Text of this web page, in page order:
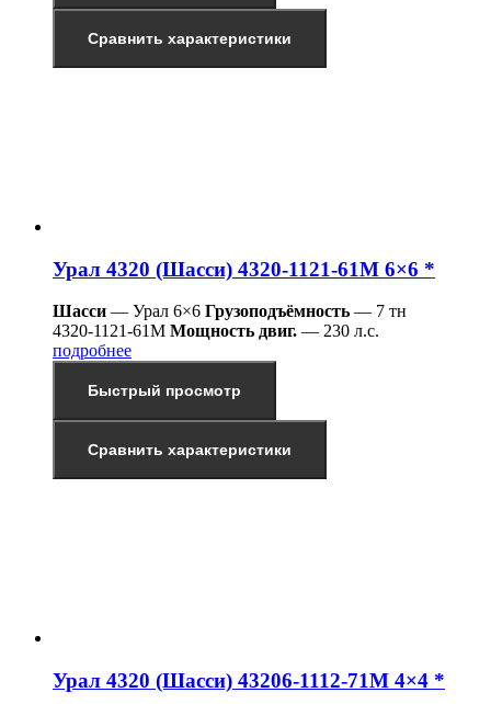
Сравнить характеристики
Урал 4320 (Шасси) 4320-1121-61М 6×6 *
Шасси — Урал 6×6 Грузоподъёмность — 7 тн
4320-1121-61М Мощность двиг. — 230 л.с.
подробнее
Быстрый просмотр
Сравнить характеристики
Урал 4320 (Шасси) 43206-1112-71М 4×4 *